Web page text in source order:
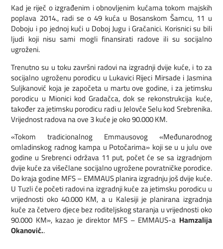
Kad je riječ o izgrađenim i obnovljenim kućama tokom majskih
poplava 2014., radi se o 49 kuća u Bosanskom Šamcu, 11 u
Doboju i po jednoj kući u Doboj Jugu i Gračanici. Korisnici su bili
ljudi koji nisu sami mogli finansirati radove ili su socijalno
ugroženi.
Trenutno su u toku završni radovi na izgradnji dvije kuće, i to za
socijalno ugroženu porodicu u Lukavici Rijeci Mirsade i Jasmina
Suljkanović koja je započeta u martu ove godine, i za jetimsku
porodicu u Mionici kod Gradačca, dok se rekonstrukcija kuće,
također za jetimsku porodicu radi u Jelovče Selu kod Srebrenika.
Vrijednost radova na ove 3 kuće je oko 90.000 KM.
«Tokom tradicionalnog Emmausovog «Međunarodnog
omladinskog radnog kampa u Potočarima» koji se u u julu ove
godine u Srebrenci održava 11 put, počet će se sa izgradnjom
dvije kuće za višečlane socijalno ugrožene povratničke porodice.
Do kraja godine MFS – EMMAUS planira izgradnju još dvije kuće.
U Tuzli će početi radovi na izgradnji kuće za jetimsku porodicu u
vrijednosti oko 40.000 KM, a u Kalesiji je planirana izgradnja
kuće za četvero djece bez roditeljskog staranja u vrijednosti oko
90.000 KM», kazao je direktor MFS – EMMAUS-a Hamzalija
Okanović..